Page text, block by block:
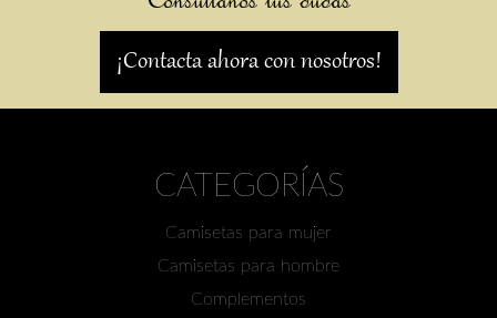
¡Contacta ahora con nosotros!
CATEGORÍAS
Camisetas para mujer
Camisetas para hombre
Complementos